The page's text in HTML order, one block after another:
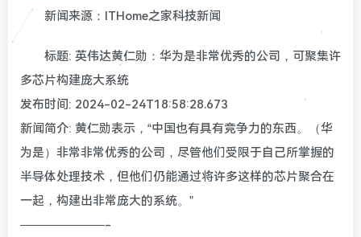
新闻来源：ITHome之家科技新闻
标题: 英伟达黄仁勋：华为是非常优秀的公司，可聚集许
多芯片构建庞大系统
发布时间: 2024-02-24T18:58:28.673
新闻简介: 黄仁勋表示，“中国也有具有竞争力的东西。（华
为是）非常非常优秀的公司，尽管他们受限于自己所掌握的
半导体处理技术，但他们仍能通过将许多这样的芯片聚合在
一起，构建出非常庞大的系统。”
———————-